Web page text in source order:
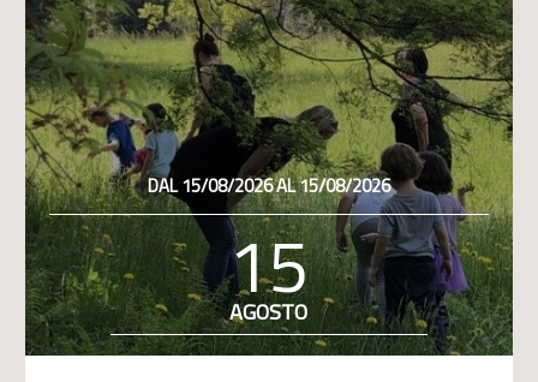
DAL 15/08/2026 AL 15/08/2026
15
AGOSTO